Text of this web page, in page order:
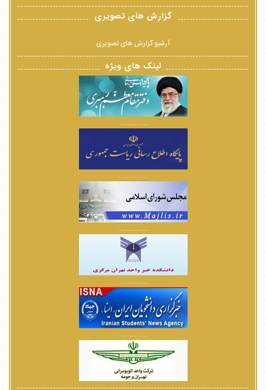
گزارش های تصویری
آرشیو گزارش های تصویری
لینک های ویژه
................
................
................
................
................